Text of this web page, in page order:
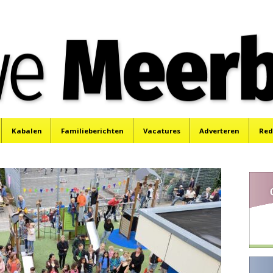
Kabalen Familieberichten Vacatures Adverteren